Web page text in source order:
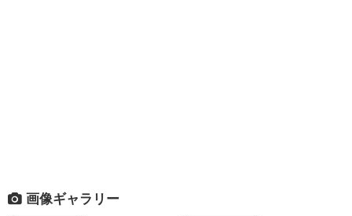
画像ギャラリー